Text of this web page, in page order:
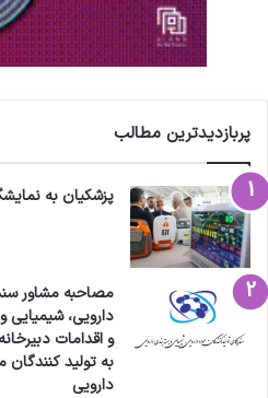
پربازدیدترین مطالب
پزشکیان به
مصاحبه مشاور
دارویی، شیمیایی
و اقدامات
به تولید
دارویی